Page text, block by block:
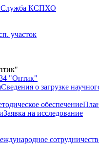
Служба КСПХО
участок
"Оптик"
Сведения о загрузке
обеспечение
Заявка на исследование